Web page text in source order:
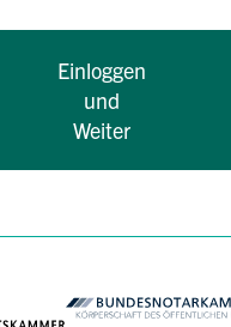
Einloggen
und
Weiter